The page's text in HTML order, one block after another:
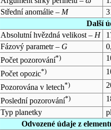
Střední anomálie – M
Další
Absolutní hvězdná velikost – H
Fázový parametr – G
Počet pozorování*)
Počet opozic*)
Pozorována v letech*)
Poslední pozorování*)
Typ planetky
Odvozené údaje z